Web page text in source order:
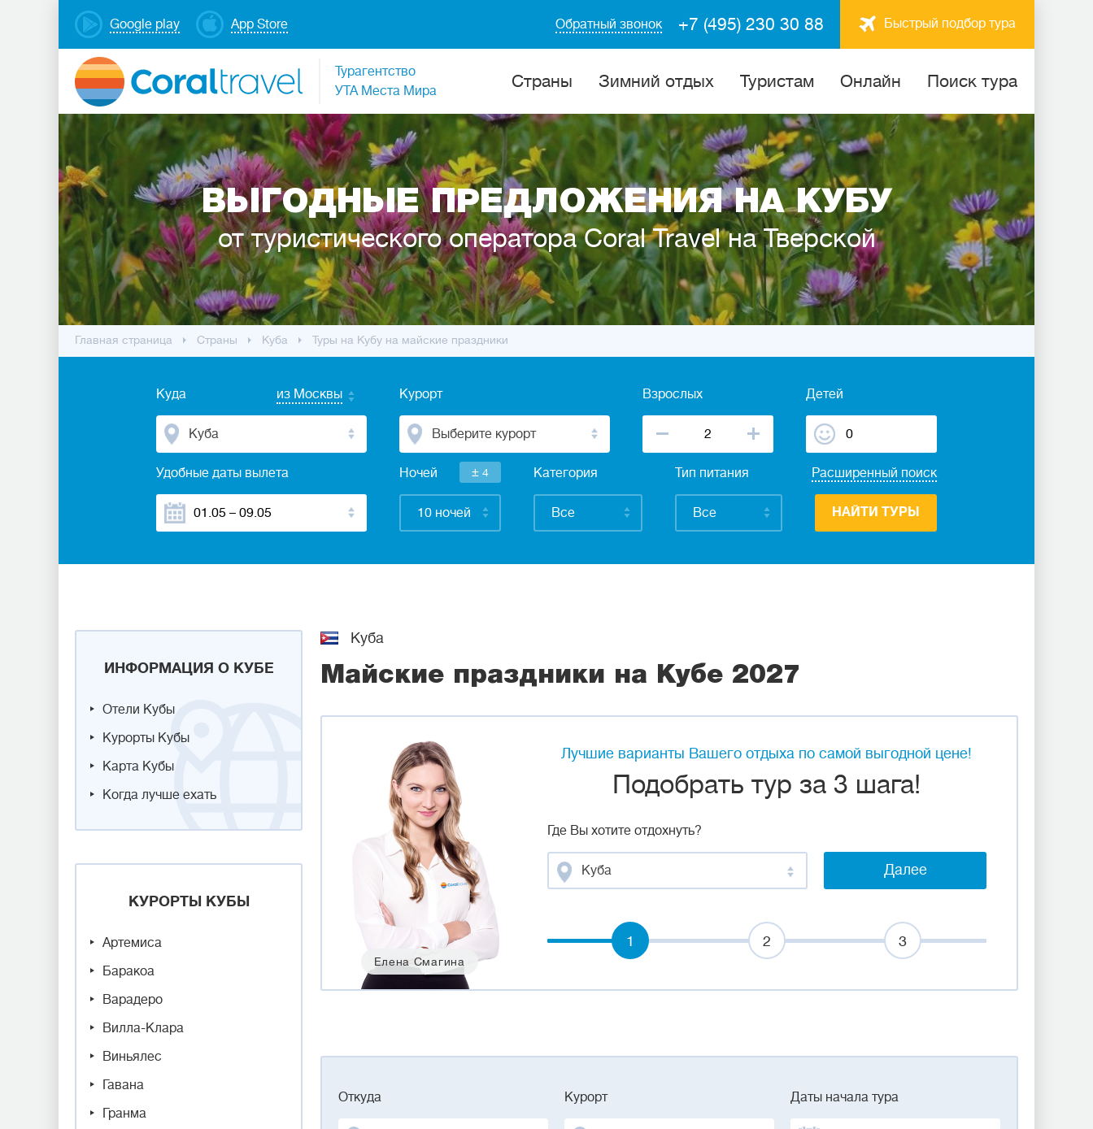
Google play App Store Быстрый подбор тура
+7 (495) 230 30 88
Обратный звонок
Турагентство
УТА Места Мира
Cтраны Зимний отдых Туристам Онлайн Поиск тура
ВЫГОДНЫЕ ПРЕДЛОЖЕНИЯ НА КУБУ
от туристического оператора Coral Travel на Тверской
Главная страница Cтраны Куба Туры на Кубу на майские праздники
Куда из Москвы
Куба
Курорт
Выберите курорт
Взрослых Детей
Удобные даты вылета Ночей ±4
10 ночей
Категория
Все
Тип питания
Все
Расширенный поиск
НАЙТИ ТУРЫ
ИНФОРМАЦИЯ О КУБЕ
Отели Кубы
Курорты Кубы
Карта Кубы
Когда лучше ехать
КУРОРТЫ КУБЫ
Артемиса
Баракоа
Варадеро
Вилла-Клара
Виньялес
Гавана
Гранма
Куба
Майские праздники на Кубе 2027
Елена Смагина
Лучшие варианты Вашего отдыха по самой выгодной цене!
Подобрать тур за 3 шага!
Где Вы хотите отдохнуть?
Куба Далее
1 2 3
Откуда Курорт Даты начала тура